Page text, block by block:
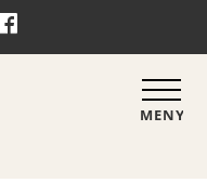
MENY